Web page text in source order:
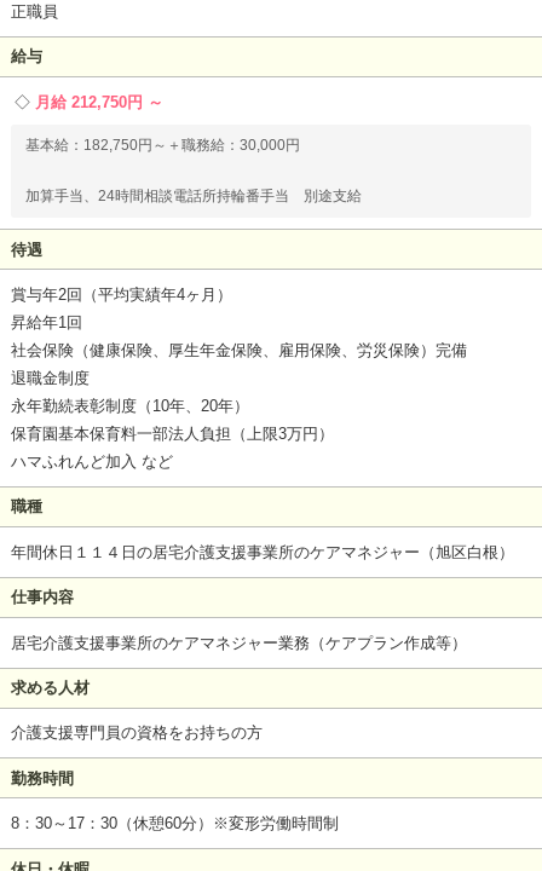
正職員
給与
月給 212,750円 ～
基本給：182,750円～＋職務給：30,000円
加算手当、24時間相談電話所持輪番手当 別途支給
待遇
賞与年2回（平均実績年4ヶ月）
昇給年1回
社会保険（健康保険、厚生年金保険、雇用保険、労災保険）完備
退職金制度
永年勤続表彰制度（10年、20年）
保育園基本保育料一部法人負担（上限3万円）
ハマふれんど加入 など
職種
年間休日１１４日の居宅介護支援事業所のケアマネジャー（旭区白根）
仕事内容
居宅介護支援事業所のケアマネジャー業務（ケアプラン作成等）
求める人材
介護支援専門員の資格をお持ちの方
勤務時間
8：30～17：30（休憩60分）※変形労働時間制